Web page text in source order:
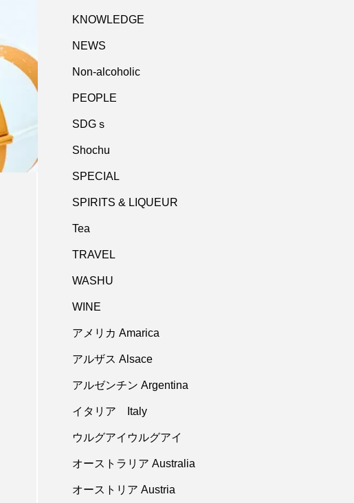
KNOWLEDGE
NEWS
Non-alcoholic
PEOPLE
SDGｓ
Shochu
SPECIAL
SPIRITS & LIQUEUR
Tea
TRAVEL
WASHU
WINE
アメリカ Amarica
アルザス Alsace
アルゼンチン Argentina
イタリア Italy
ウルグアイウルグアイ
オーストラリア Australia
オーストリア Austria